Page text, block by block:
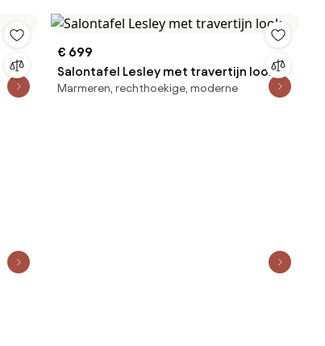
€ 699
Salontafel Lesley met travertijn look
Marmeren, rechthoekige, moderne